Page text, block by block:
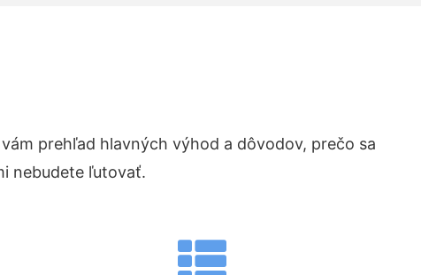
prehľad hlavných výhod a dôvodov, prečo sa
nebudete ľutovať.